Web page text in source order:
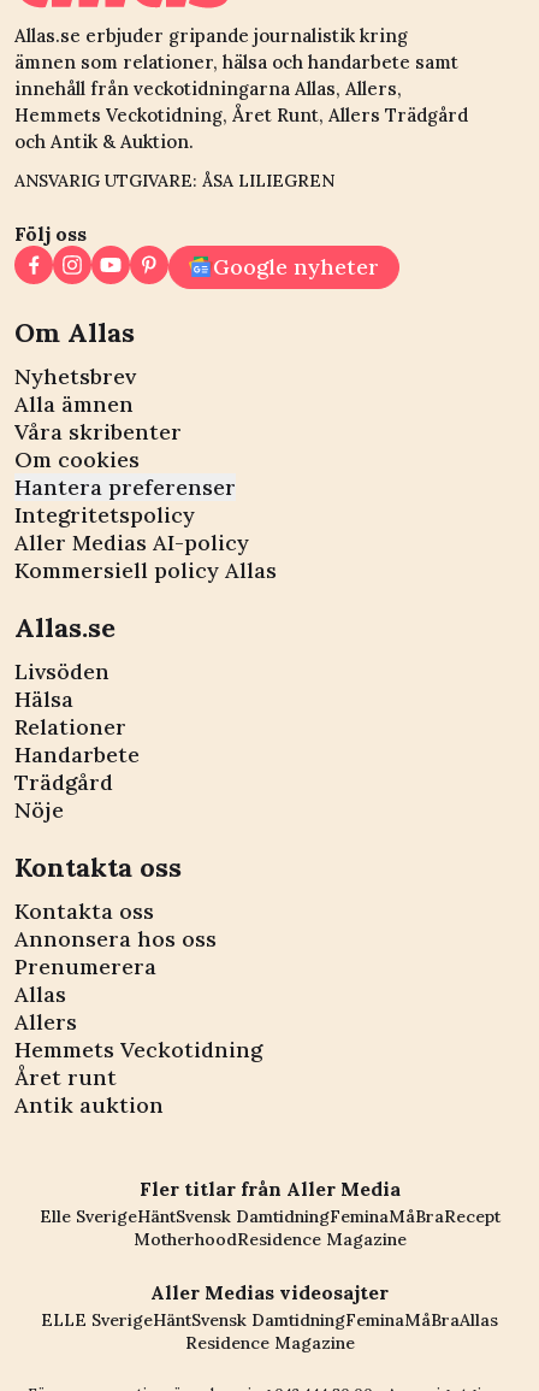
Allas.se erbjuder gripande journalistik kring
ämnen som relationer, hälsa och handarbete samt
innehåll från veckotidningarna Allas, Allers,
Hemmets Veckotidning, Året Runt, Allers Trädgård
och Antik & Auktion.
ANSVARIG UTGIVARE: ÅSA LILIEGREN
Följ oss
Google nyheter
Om Allas
Nyhetsbrev
Alla ämnen
Våra skribenter
Om cookies
Hantera preferenser
Integritetspolicy
Aller Medias AI-policy
Kommersiell policy Allas
Allas.se
Livsöden
Hälsa
Relationer
Handarbete
Trädgård
Nöje
Kontakta oss
Kontakta oss
Annonsera hos oss
Prenumerera
Allas
Allers
Hemmets Veckotidning
Året runt
Antik auktion
Fler titlar från Aller Media
Elle SverigeHäntSvensk DamtidningFeminaMåBraRecept
MotherhoodResidence Magazine
Aller Medias videosajter
ELLE SverigeHäntSvensk DamtidningFeminaMåBraAllas
Residence Magazine